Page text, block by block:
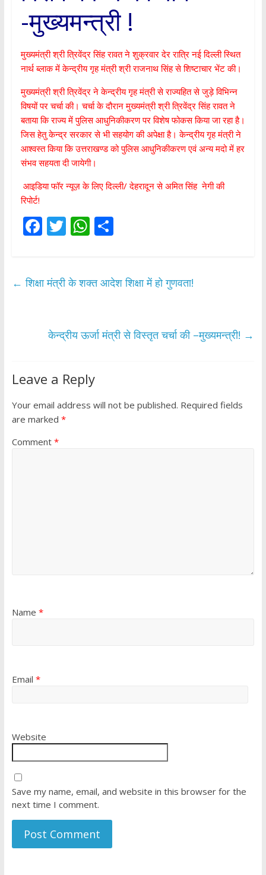
-मुख्यमन्त्री !
मुख्यमंत्री श्री त्रिवेंद्र सिंह रावत ने शुक्रवार देर रात्रि नई दिल्ली स्थित
नार्थ ब्लाक में केन्द्रीय गृह मंत्री श्री राजनाथ सिंह से शिष्टाचार भेंट की।
मुख्यमंत्री श्री त्रिवेंद्र ने केन्द्रीय गृह मंत्री से राज्यहित से जुड़े विभिन्न
विषयों पर चर्चा की। चर्चा के दौरान मुख्यमंत्री श्री त्रिवेंद्र सिंह रावत ने
बताया कि राज्य में पुलिस आधुनिकीकरण पर विशेष फोकस किया जा रहा है।
जिस हेतु केन्द्र सरकार से भी सहयोग की अपेक्षा है। केन्द्रीय गृह मंत्री ने
आश्वस्त किया कि उत्तराखण्ड को पुलिस आधुनिकीकरण एवं अन्य मदो में हर
संभव सहयता दी जायेगी।
आइडिया फॉर न्यूज़ के लिए दिल्ली/ देहरादून से अमित सिंह नेगी की
रिपोर्ट!
F
b
k
T
er
W
s
p
S
e
← शिक्षा मंत्री के शक्त आदेश शिक्षा में हो गुणवता!
केन्द्रीय ऊर्जा मंत्री से विस्तृत चर्चा की –मुख्यमन्त्री! →
Leave a Reply
Your email address will not be published. Required fields
are marked *
Comment *
Name *
Email *
Website
Save my name, email, and website in this browser for the
next time I comment.